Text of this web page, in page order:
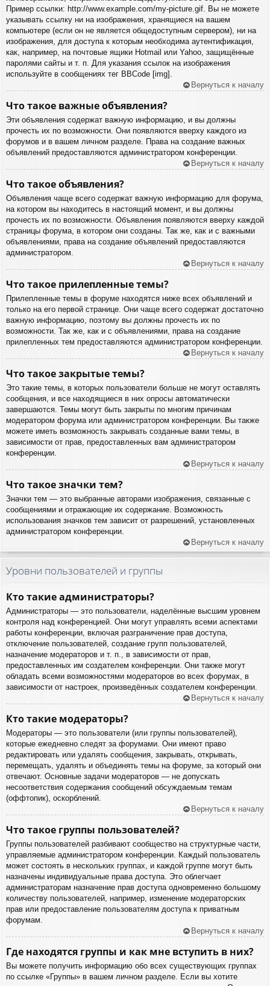
Пример ссылки: http://www.example.com/my-picture.gif. Вы не можете
указывать ссылку ни на изображения, хранящиеся на вашем
компьютере (если он не является общедоступным сервером), ни на
изображения, для доступа к которым необходима аутентификация,
как, например, на почтовые ящики Hotmail или Yahoo, защищённые
паролями сайты и т. п. Для указания ссылок на изображения
используйте в сообщениях тег BBCode [img].
Вернуться к началу
Что такое важные объявления?
Эти объявления содержат важную информацию, и вы должны
прочесть их по возможности. Они появляются вверху каждого из
форумов и в вашем личном разделе. Права на создание важных
объявлений предоставляются администратором конференции.
Вернуться к началу
Что такое объявления?
Объявления чаще всего содержат важную информацию для форума,
на котором вы находитесь в настоящий момент, и вы должны
прочесть их по возможности. Объявления появляются вверху каждой
страницы форума, в котором они созданы. Так же, как и с важными
объявлениями, права на создание объявлений предоставляются
администратором.
Вернуться к началу
Что такое прилепленные темы?
Прилепленные темы в форуме находятся ниже всех объявлений и
только на его первой странице. Они чаще всего содержат достаточно
важную информацию, поэтому вы должны прочесть их по
возможности. Так же, как и с объявлениями, права на создание
прилепленных тем предоставляются администратором конференции.
Вернуться к началу
Что такое закрытые темы?
Это такие темы, в которых пользователи больше не могут оставлять
сообщения, и все находящиеся в них опросы автоматически
завершаются. Темы могут быть закрыты по многим причинам
модератором форума или администратором конференции. Вы также
можете иметь возможность закрывать созданные вами темы, в
зависимости от прав, предоставленных вам администратором
конференции.
Вернуться к началу
Что такое значки тем?
Значки тем — это выбранные авторами изображения, связанные с
сообщениями и отражающие их содержание. Возможность
использования значков тем зависит от разрешений, установленных
администратором конференции.
Вернуться к началу
Уровни пользователей и группы
Кто такие администраторы?
Администраторы — это пользователи, наделённые высшим уровнем
контроля над конференцией. Они могут управлять всеми аспектами
работы конференции, включая разграничение прав доступа,
отключение пользователей, создание групп пользователей,
назначение модераторов и т. п., в зависимости от прав,
предоставленных им создателем конференции. Они также могут
обладать всеми возможностями модераторов во всех форумах, в
зависимости от настроек, произведённых создателем конференции.
Вернуться к началу
Кто такие модераторы?
Модераторы — это пользователи (или группы пользователей),
которые ежедневно следят за форумами. Они имеют право
редактировать или удалять сообщения, закрывать, открывать,
перемещать, удалять и объединять темы на форуме, за который они
отвечают. Основные задачи модераторов — не допускать
несоответствия содержания сообщений обсуждаемым темам
(оффтопик), оскорблений.
Вернуться к началу
Что такое группы пользователей?
Группы пользователей разбивают сообщество на структурные части,
управляемые администратором конференции. Каждый пользователь
может состоять в нескольких группах, и каждой группе могут быть
назначены индивидуальные права доступа. Это облегчает
администраторам назначение прав доступа одновременно большому
количеству пользователей, например, изменение модераторских
прав или предоставление пользователям доступа к приватным
форумам.
Вернуться к началу
Где находятся группы и как мне вступить в них?
Вы можете получить информацию обо всех существующих группах
по ссылке «Группы» в вашем личном разделе. Если вы хотите